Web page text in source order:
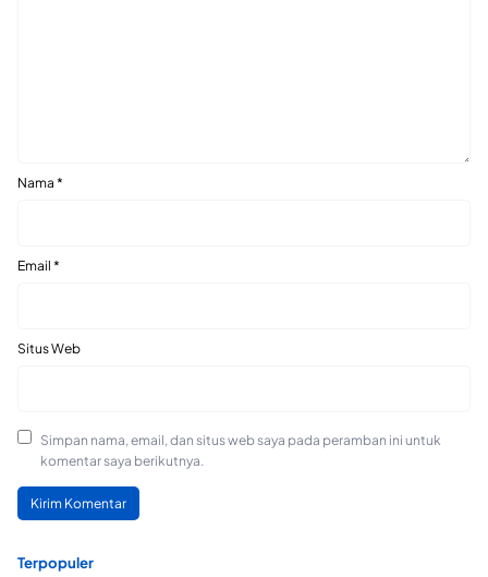
Nama *
Email *
Situs Web
Simpan nama, email, dan situs web saya pada peramban ini untuk
komentar saya berikutnya.
Terpopuler